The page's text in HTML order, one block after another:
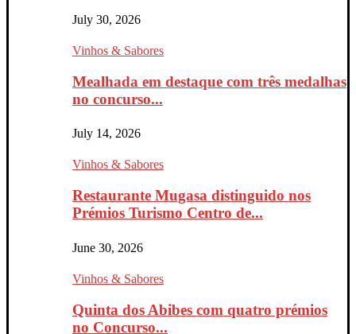
July 30, 2026
Vinhos & Sabores
Mealhada em destaque com três medalhas
no concurso...
July 14, 2026
Vinhos & Sabores
Restaurante Mugasa distinguido nos
Prémios Turismo Centro de...
June 30, 2026
Vinhos & Sabores
Quinta dos Abibes com quatro prémios
no Concurso...